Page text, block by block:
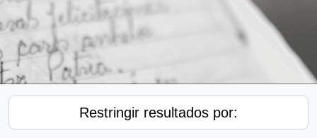
Restringir resultados por: